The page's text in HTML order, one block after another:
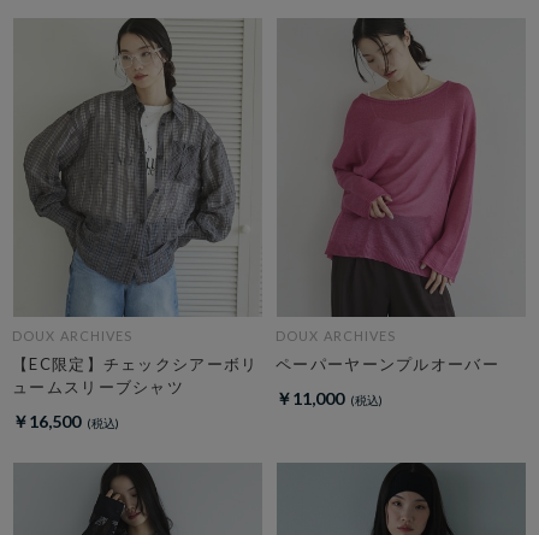
DOUX ARCHIVES
【EC限定】チェックシアーボリ
ュームスリーブシャツ
￥16,500
DOUX ARCHIVES
ペーパーヤーンプルオーバー
￥11,000